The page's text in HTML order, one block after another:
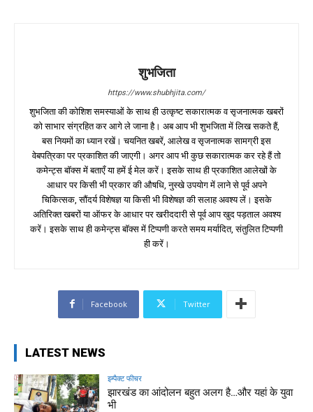
शुभजिता
https://www.shubhjita.com/
शुभजिता की कोशिश समस्याओं के साथ ही उत्कृष्ट सकारात्मक व सृजनात्मक खबरों
को साभार संग्रहित कर आगे ले जाना है। अब आप भी शुभजिता में लिख सकते हैं,
बस नियमों का ध्यान रखें। चयनित खबरें, आलेख व सृजनात्मक सामग्री इस
वेबपत्रिका पर प्रकाशित की जाएगी। अगर आप भी कुछ सकारात्मक कर रहे हैं तो
कमेन्ट्स बॉक्स में बताएँ या हमें ई मेल करें। इसके साथ ही प्रकाशित आलेखों के
आधार पर किसी भी प्रकार की औषधि, नुस्खे उपयोग में लाने से पूर्व अपने
चिकित्सक, सौंदर्य विशेषज्ञ या किसी भी विशेषज्ञ की सलाह अवश्य लें। इसके
अतिरिक्त खबरों या ऑफर के आधार पर खरीददारी से पूर्व आप खुद पड़ताल अवश्य
करें। इसके साथ ही कमेन्ट्स बॉक्स में टिप्पणी करते समय मर्यादित, संतुलित टिप्पणी
ही करें।
Facebook Twitter
LATEST NEWS
इम्पैक्ट फीचर
झारखंड का आंदोलन बहुत अलग है…और यहां के युवा
भी